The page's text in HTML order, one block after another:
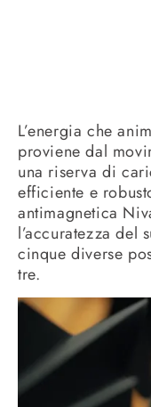
L’energia che
proviene dal
una riserva di
efficiente e
antimagnetica
l’accuratezza del
cinque diverse
tre.